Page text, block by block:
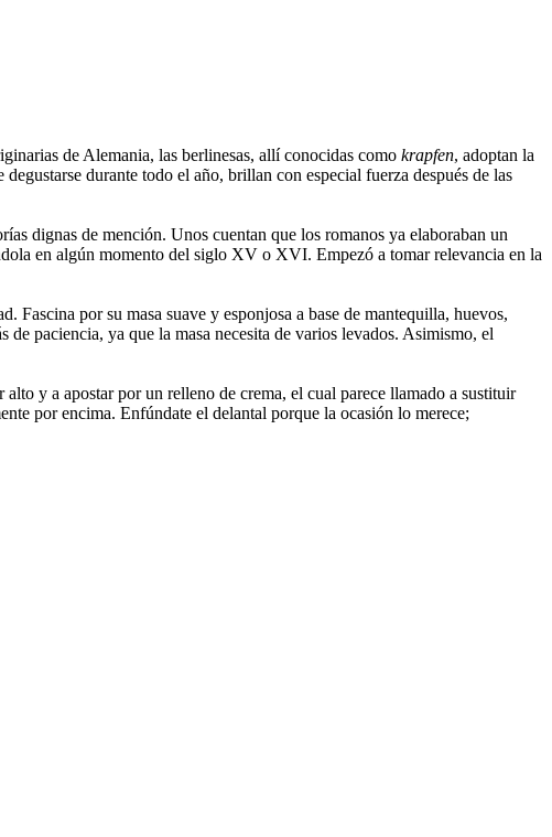
de Alemania, las berlinesas, allí conocidas como krapfen, adoptan la
durante todo el año, brillan con especial fuerza después de las
dignas de mención. Unos cuentan que los romanos ya elaboraban un
en algún momento del siglo XV o XVI. Empezó a tomar relevancia en la
por su masa suave y esponjosa a base de mantequilla, huevos,
de paciencia, ya que la masa necesita de varios levados. Asimismo, el
y a apostar por un relleno de crema, el cual parece llamado a sustituir
por encima. Enfúndate el delantal porque la ocasión lo merece;